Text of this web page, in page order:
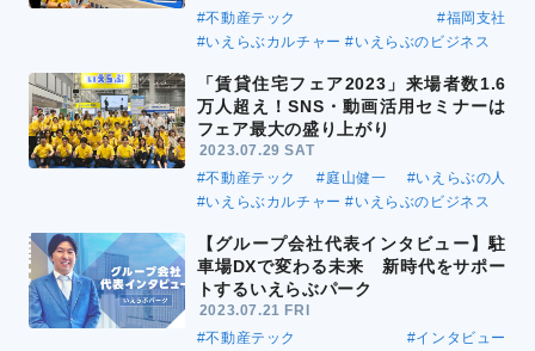
#不動産テック
#福岡支社
#いえらぶカルチャー #いえらぶのビジネス
「賃貸住宅フェア2023」来場者数1.6
万人超え！SNS・動画活用セミナーは
フェア最大の盛り上がり
2023.07.29 SAT
#不動産テック
#庭山健一
#いえらぶの人
#いえらぶカルチャー #いえらぶのビジネス
【グループ会社代表インタビュー】駐
車場DXで変わる未来 新時代をサポー
トするいえらぶパーク
2023.07.21 FRI
#不動産テック
#インタビュー